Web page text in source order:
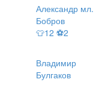
Александр мл.
Бобров
👕12 ⚽2
Владимир
Булгаков